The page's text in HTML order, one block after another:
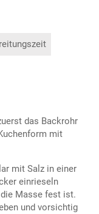
das Backrohr
mit
mit Salz in einer
einrieseln
Masse fest ist.
und vorsichtig